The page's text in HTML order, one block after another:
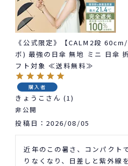
《公式限定》【CALM2段
ボ) 最強の日傘 無地 ミニ 日傘
フト対象 ≪送料無料≫
購入者
きょうこ 1
非公開
投稿日 2026/08/05
近年のこの暑さ、コンパクト
りなくなり、日差しと紫外線